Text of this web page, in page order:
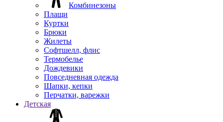
Комбинезоны
Плащи
Куртки
Брюки
Жилеты
Софтшелл, флис
Термобелье
Дождевики
Повседневная одежда
Шапки, кепки
Перчатки, варежки
Детская